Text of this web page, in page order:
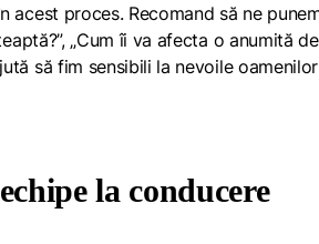
acest proces. Recomand să ne
„Cum îi va afecta o anumită
să fim sensibili la nevoile
la conducere